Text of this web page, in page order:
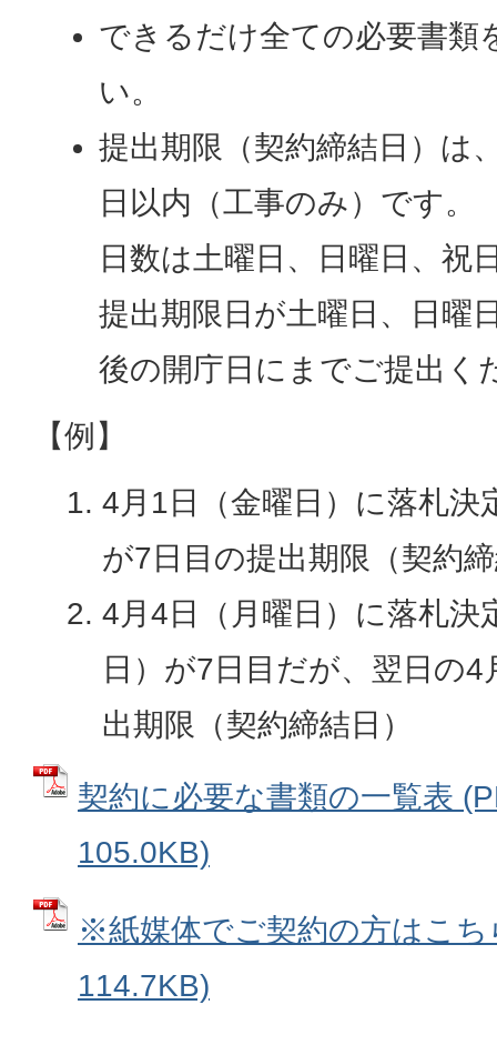
できるだけ全ての必要書類
い。
提出期限（契約締結日）は
日以内（工事のみ）です。
日数は土曜日、日曜日、祝
提出期限日が土曜日、日曜
後の開庁日にまでご提出く
【例】
4月1日（金曜日）に落札決
が7日目の提出期限（契約
4月4日（月曜日）に落札決
日）が7日目だが、翌日の
出期限（契約締結日）
契約に必要な書類の一覧表
105.0KB)
※紙媒体でご契約の方はこ
114.7KB)